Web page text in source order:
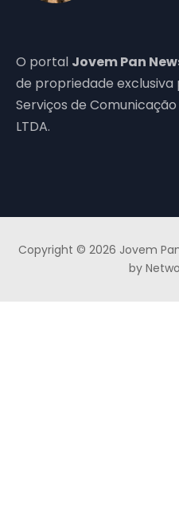
O portal Jovem Pan
de propriedade
Serviços de
LTDA.
Copyright © 2026 Jovem
by